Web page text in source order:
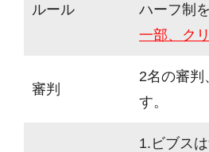
ルール
ハーフ制
一部、ク
審判
2名の審判
す。
1.ビブス